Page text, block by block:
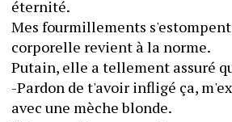
éternité.
Mes fourmillements
corporelle revient à la norme.
Putain, elle a tellement assuré
-Pardon de t'avoir infligé ça,
avec une mèche blonde.